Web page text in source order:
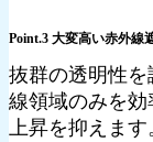
Point.3 大変高い赤外線
抜群の透明性
線領域のみを
上昇を抑えます